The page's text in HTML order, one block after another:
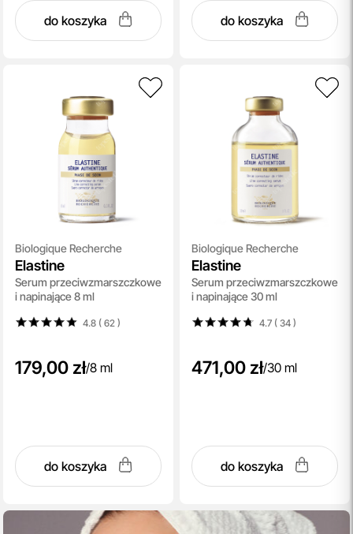
do koszyka do koszyka
Biologique Recherche
Elastine
Serum przeciwzmarszczkowe
i napinające 8 ml
4.8 ( 62 )
179,00 zł/8 ml
do koszyka
Biologique Recherche
Elastine
Serum przeciwzmarszczkowe
i napinające 30 ml
4.7 ( 34)
471,00 zł/30 ml
do koszyka